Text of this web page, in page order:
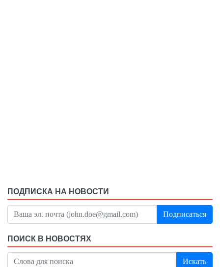
ПОДПИСКА НА НОВОСТИ
Подписаться
ПОИСК В НОВОСТЯХ
Искать